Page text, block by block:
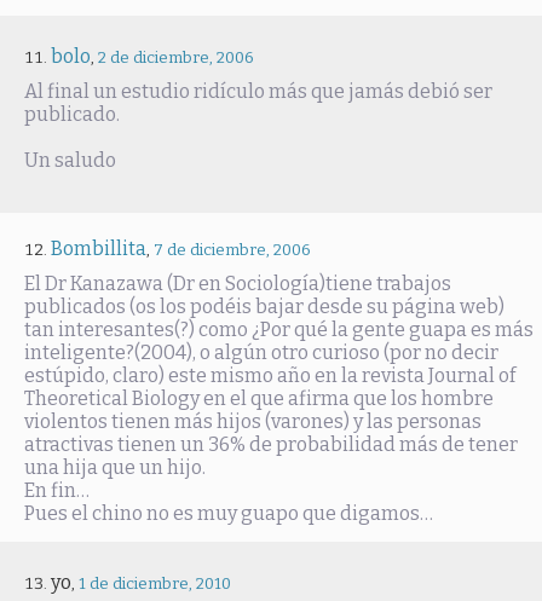
bolo, 2 de diciembre, 2006
Al final un estudio ridículo más que jamás debió ser
publicado.
Un saludo
Bombillita, 7 de diciembre, 2006
El Dr Kanazawa (Dr en Sociología)tiene trabajos
publicados (os los podéis bajar desde su página web)
tan interesantes(?) como ¿Por qué la gente guapa es más
inteligente?(2004), o algún otro curioso (por no decir
estúpido, claro) este mismo año en la revista Journal of
Theoretical Biology en el que afirma que los hombre
violentos tienen más hijos (varones) y las personas
atractivas tienen un 36% de probabilidad más de tener
una hija que un hijo.
En fin…
Pues el chino no es muy guapo que digamos…
yo, 1 de diciembre, 2010